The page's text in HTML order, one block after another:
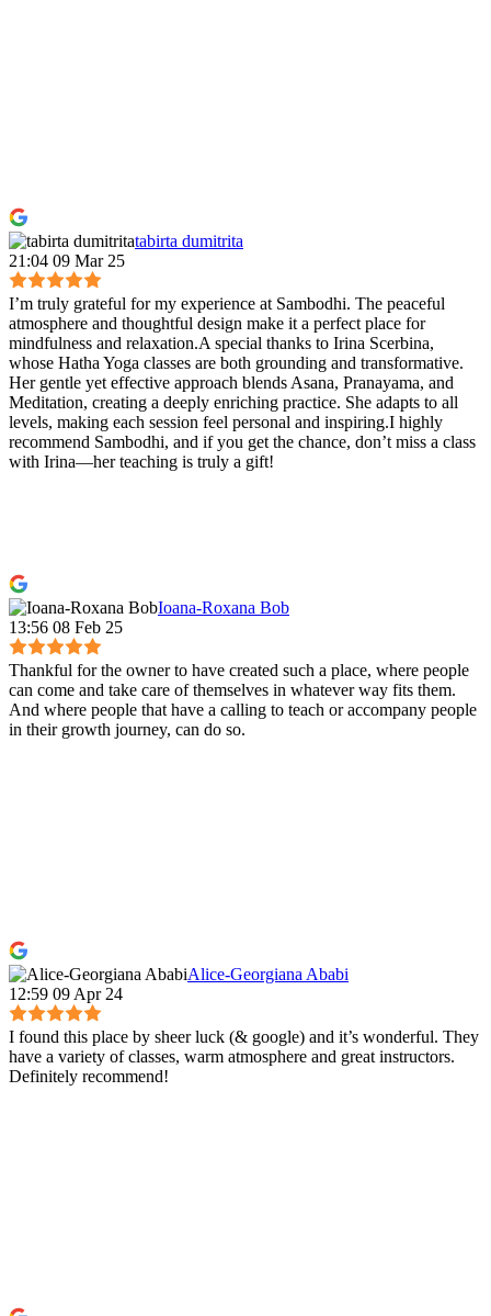
tabirta dumitrita
21:04 09 Mar 25
I’m truly grateful for my experience at Sambodhi. The peaceful
atmosphere and thoughtful design make it a perfect place for
mindfulness and relaxation.A special thanks to Irina Scerbina,
whose Hatha Yoga classes are both grounding and transformative.
Her gentle yet effective approach blends Asana, Pranayama, and
Meditation, creating a deeply enriching practice. She adapts to all
levels, making each session feel personal and inspiring.I highly
recommend Sambodhi, and if you get the chance, don’t miss a class
with Irina—her teaching is truly a gift!
Ioana-Roxana Bob
13:56 08 Feb 25
Thankful for the owner to have created such a place, where people
can come and take care of themselves in whatever way fits them.
And where people that have a calling to teach or accompany people
in their growth journey, can do so.
Alice-Georgiana Ababi
12:59 09 Apr 24
I found this place by sheer luck (& google) and it’s wonderful. They
have a variety of classes, warm atmosphere and great instructors.
Definitely recommend!